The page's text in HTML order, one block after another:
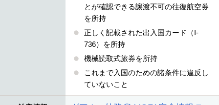
とが確認できる譲渡不可の往復航空券
を所持
正しく記載された出入国カード（I-
736）を所持
機械読取式旅券を所持
これまで入国のための諸条件に違反し
ていないこと